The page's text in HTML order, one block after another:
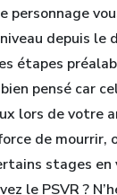
personnage
depuis le
étapes
pensé car
lors de votre
de mourrir,
stages
le PSVR ?